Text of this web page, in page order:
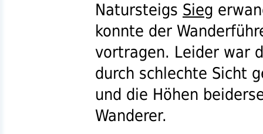
Natursteigs Sieg
konnte der
vortragen. Leider war
durch schlechte Sicht
und die Höhen
Wanderer.